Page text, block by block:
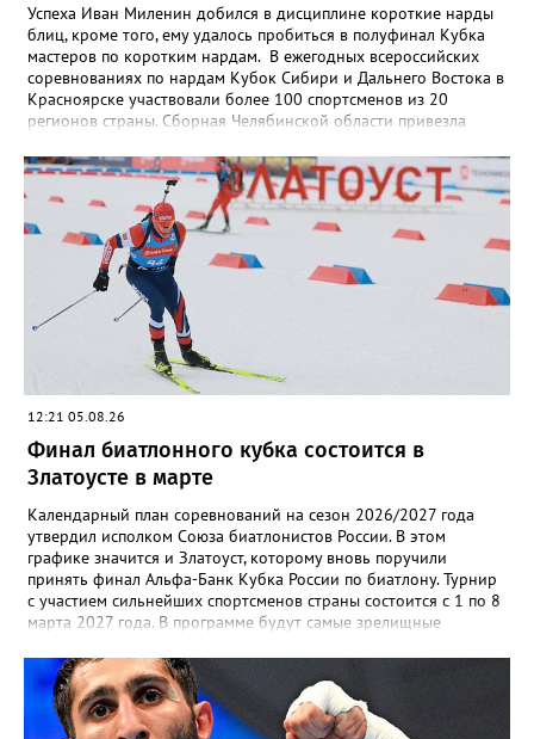
Успеха Иван Миленин добился в дисциплине короткие нарды
блиц, кроме того, ему удалось пробиться в полуфинал Кубка
мастеров по коротким нардам. В ежегодных всероссийских
соревнованиях по нардам Кубок Сибири и Дальнего Востока в
Красноярске участвовали более 100 спортсменов из 20
регионов страны. Сборная Челябинской области привезла
земляк, это три золота Ксении Нагаевой и Екатерины
Дроздовой из Челябинска, бронза представительницы Миасса
Ирины Зобковой и челябинца Сергея Лютова. Ещё одну
бронзу в общую копилку положила чемпионка турнира
Екатерина Дроздова.
12:21 05.08.26
Финал биатлонного кубка состоится в
Златоусте в марте
Календарный план соревнований на сезон 2026/2027 года
утвердил исполком Союза биатлонистов России. В этом
графике значится и Златоуст, которому вновь поручили
принять финал Альфа-Банк Кубка России по биатлону. Турнир
с участием сильнейших спортсменов страны состоится с 1 по 8
марта 2027 года. В программе будут самые зрелищные